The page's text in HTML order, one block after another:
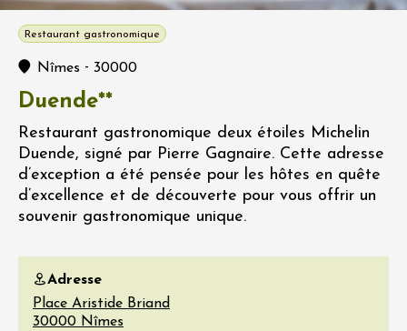
Restaurant gastronomique
Nîmes - 30000
Duende**
Restaurant gastronomique deux étoiles Michelin
Duende, signé par Pierre Gagnaire. Cette adresse
d’exception a été pensée pour les hôtes en quête
d’excellence et de découverte pour vous offrir un
souvenir gastronomique unique.
Adresse
Place Aristide Briand
30000 Nîmes